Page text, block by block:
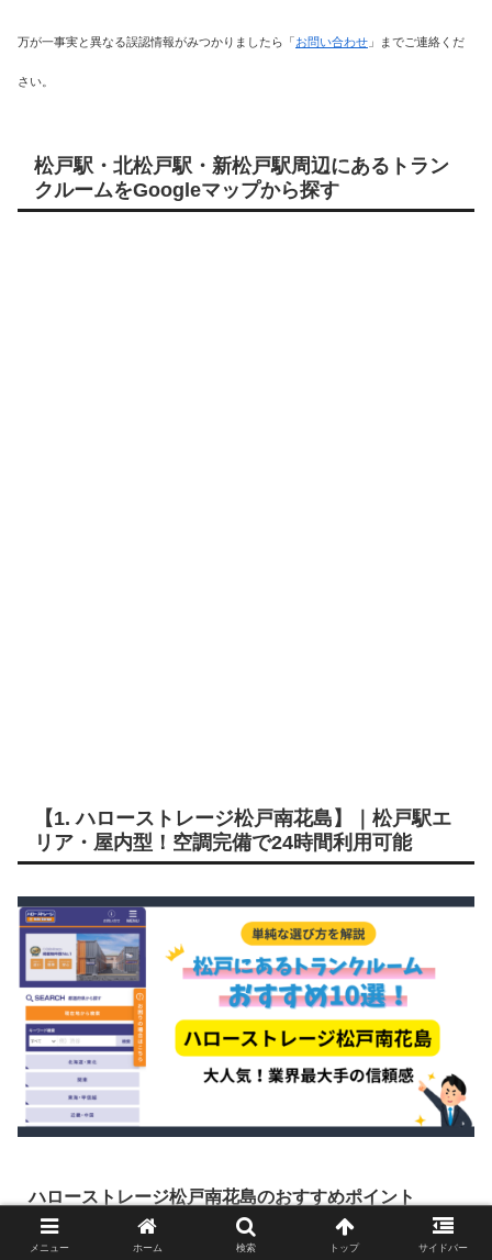
万が一事実と異なる誤認情報がみつかりましたら「お問い合わせ 」までご連絡くだ
さい。
松戸駅・北松戸駅・新松戸駅周辺にあるトラン
クルームをGoogleマップから探す
【1. ハローストレージ松戸南花島】｜松戸駅エ
リア・屋内型！空調完備で24時間利用可能
ハローストレージ松戸南花島のおすすめポイント
メニュー ホーム 検索 トップ サイドバー